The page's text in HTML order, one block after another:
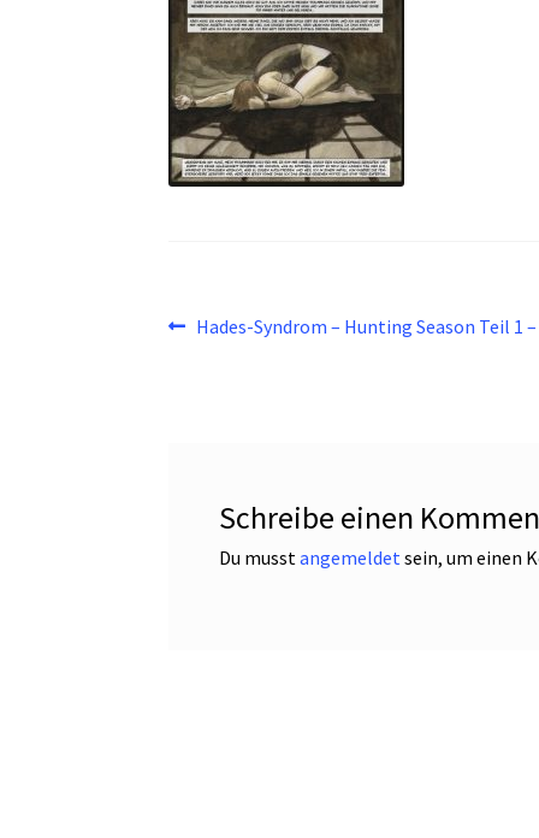
Beitragsnavigation
Vorheriger
Hades-Syndrom – Hunting Season Teil 1
Schreibe einen
Du musst angemeldet sein, um einen